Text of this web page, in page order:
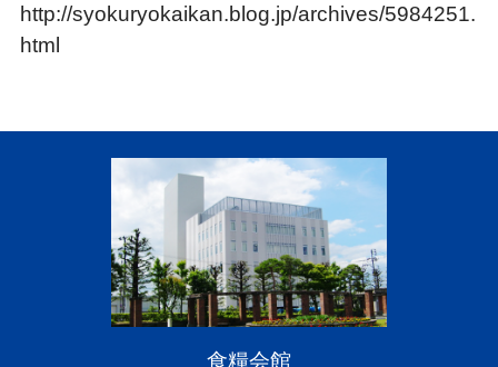
http://syokuryokaikan.blog.jp/archives/5984251.
html
食糧会館